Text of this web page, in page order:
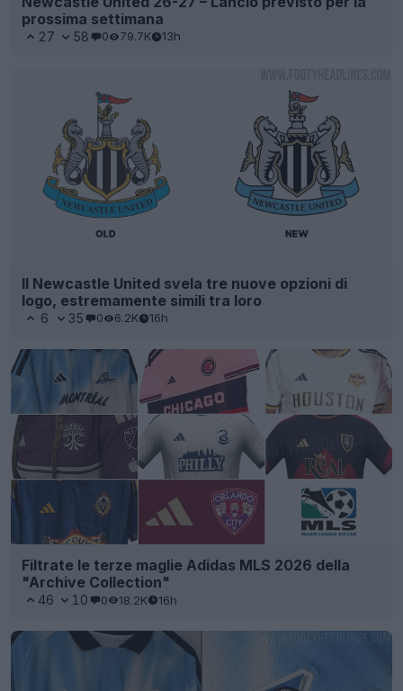
prossima settimana
27 58 0 79.7K 13h
Il Newcastle United svela tre nuove opzioni di
logo, estremamente simili tra loro
6 35 0 6.2K 16h
Filtrate le terze maglie Adidas MLS 2026 della
"Archive Collection"
46 10 0 18.2K 16h